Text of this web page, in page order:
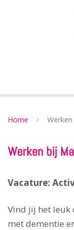
Home
Werken bij
Vacature:
Vind jij het leuk
met dementie